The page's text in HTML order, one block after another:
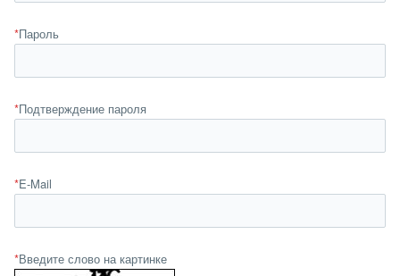
*Пароль
*Подтверждение пароля
*E-Mail
*Введите слово на картинке